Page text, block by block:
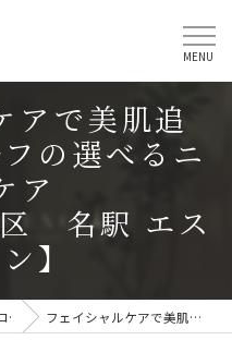
アで美肌追
の選べるニ
ア
区 名駅 エス
】
ム フェイシャルケアで美肌追求！プロとセルフの選べるニキビケア